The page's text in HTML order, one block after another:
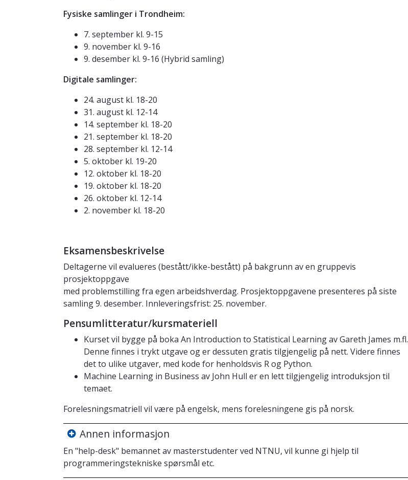
Fysiske samlinger i Trondheim:
7. september kl. 9-15
9. november kl. 9-16
9. desember kl. 9-16 (Hybrid samling)
Digitale samlinger:
24. august kl. 18-20
31. august kl. 12-14
14. september kl. 18-20
21. september kl. 18-20
28. september kl. 12-14
5. oktober kl. 19-20
12. oktober kl. 18-20
19. oktober kl. 18-20
26. oktober kl. 12-14
2. november kl. 18-20
Eksamensbeskrivelse
Deltagerne vil evalueres (bestått/ikke-bestått) på bakgrunn av en gruppevis
prosjektoppgave
med problemstilling fra egen arbeidshverdag. Prosjektoppgavene presenteres på siste
samling 9. desember. Innleveringsfrist: 25. november.
Pensumlitteratur/kursmateriell
Kurset vil bygge på boka An Introduction to Statistical Learning av Gareth James m.fl.
Denne finnes i trykt utgave og er dessuten gratis tilgjengelig på nett. Videre finnes
det to ulike utgaver, med kode for henholdsvis R og Python.
Machine Learning in Business av John Hull er en lett tilgjengelig introduksjon til
temaet.
Forelesningsmatriell vil være på engelsk, mens forelesningene gis på norsk.
Annen informasjon
En "help-desk" bemannet av masterstudenter ved NTNU, vil kunne gi hjelp til
programmeringstekniske spørsmål etc.